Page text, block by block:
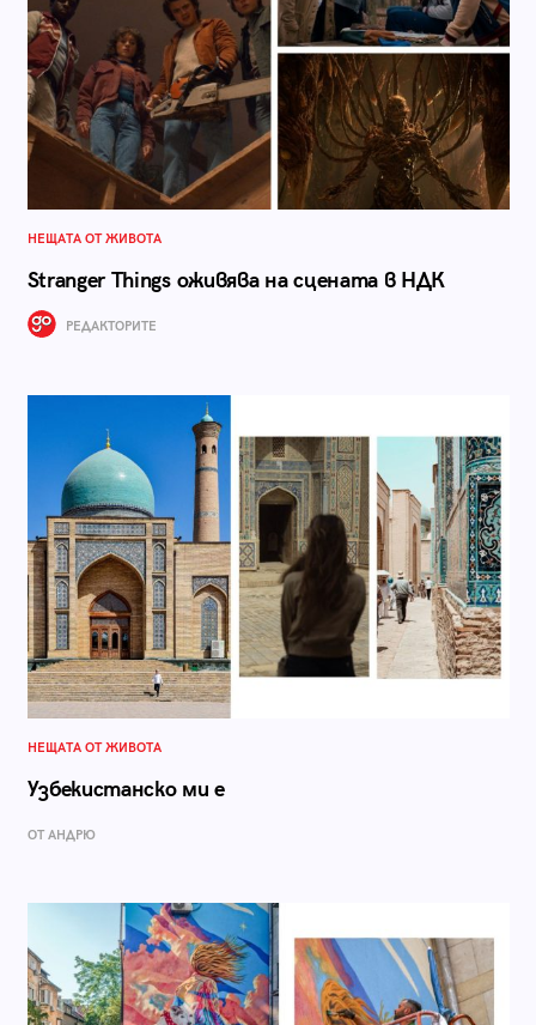
НЕЩАТА ОТ ЖИВОТА
Stranger Things оживява на сцената в НДК
РЕДАКТОРИТЕ
НЕЩАТА ОТ ЖИВОТА
Узбекистанско ми е
ОТ АНДРЮ